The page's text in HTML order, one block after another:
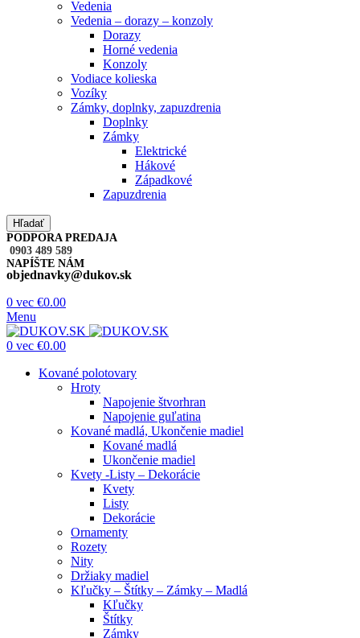
Vedenia
Vedenia – dorazy – konzoly
Dorazy
Horné vedenia
Konzoly
Vodiace kolieska
Vozíky
Zámky, doplnky, zapuzdrenia
Doplnky
Zámky
Elektrické
Hákové
Západkové
Zapuzdrenia
Hľadať
PODPORA PREDAJA
0903 489 589
NAPÍŠTE NÁM
objednavky@dukov.sk
0 vec €0.00
Menu
0 vec €0.00
Kované polotovary
Hroty
Napojenie štvorhran
Napojenie guľatina
Kované madlá, Ukončenie madiel
Kované madlá
Ukončenie madiel
Kvety -Listy – Dekorácie
Kvety
Listy
Dekorácie
Ornamenty
Rozety
Nity
Držiaky madiel
Kľučky – Štítky – Zámky – Madlá
Kľučky
Štítky
Zámky